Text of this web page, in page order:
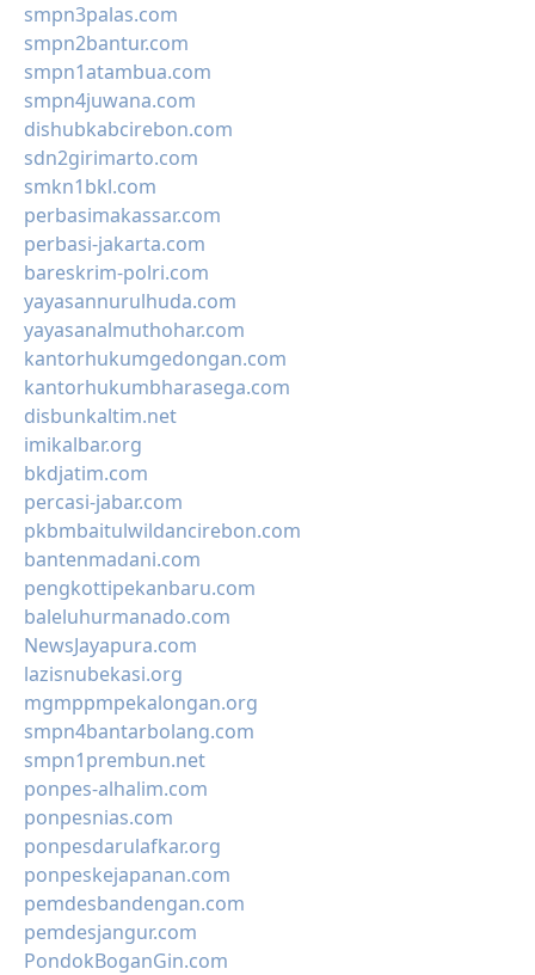
smpn3palas.com
smpn2bantur.com
smpn1atambua.com
smpn4juwana.com
dishubkabcirebon.com
sdn2girimarto.com
smkn1bkl.com
perbasimakassar.com
perbasi-jakarta.com
bareskrim-polri.com
yayasannurulhuda.com
yayasanalmuthohar.com
kantorhukumgedongan.com
kantorhukumbharasega.com
disbunkaltim.net
imikalbar.org
bkdjatim.com
percasi-jabar.com
pkbmbaitulwildancirebon.com
bantenmadani.com
pengkottipekanbaru.com
baleluhurmanado.com
NewsJayapura.com
lazisnubekasi.org
mgmppmpekalongan.org
smpn4bantarbolang.com
smpn1prembun.net
ponpes-alhalim.com
ponpesnias.com
ponpesdarulafkar.org
ponpeskejapanan.com
pemdesbandengan.com
pemdesjangur.com
PondokBoganGin.com